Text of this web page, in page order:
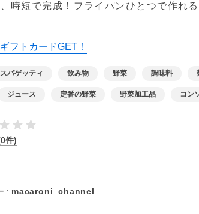
時短で完成！フライパンひとつで作れ
フトカードGET！
パゲッティ 飲み物 野菜 調味料
ジュース 定番の野菜 野菜加工品 コン
件)
: macaroni_channel